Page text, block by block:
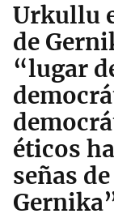
Urkullu
de
“lugar
éticos
señas